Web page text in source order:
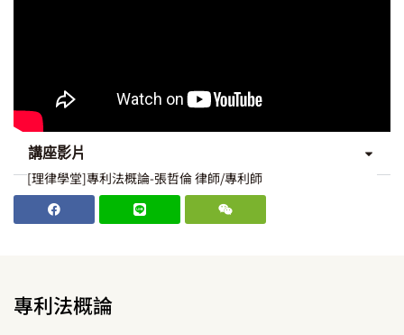
講座影片
[理律學堂]專利法概論-張哲倫 律師/專利師
專利法概論